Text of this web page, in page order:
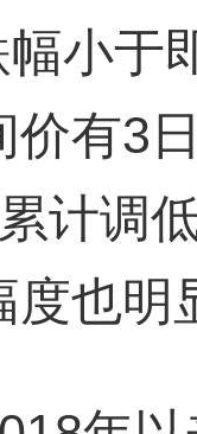
小于
价有3
计调
度也明